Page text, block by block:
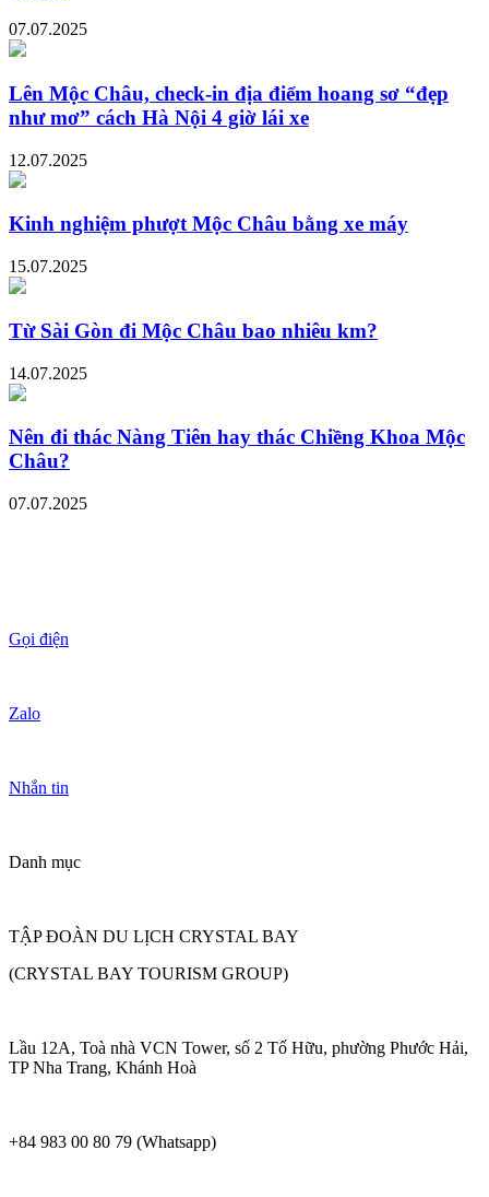
07.07.2025
Lên Mộc Châu, check-in địa điểm hoang sơ “đẹp
như mơ” cách Hà Nội 4 giờ lái xe
12.07.2025
Kinh nghiệm phượt Mộc Châu bằng xe máy
15.07.2025
Từ Sài Gòn đi Mộc Châu bao nhiêu km?
14.07.2025
Nên đi thác Nàng Tiên hay thác Chiềng Khoa Mộc
Châu?
07.07.2025
Gọi điện
Zalo
Nhắn tin
Danh mục
TẬP ĐOÀN DU LỊCH CRYSTAL BAY
(CRYSTAL BAY TOURISM GROUP)
Lầu 12A, Toà nhà VCN Tower, số 2 Tố Hữu, phường Phước Hải,
TP Nha Trang, Khánh Hoà
+84 983 00 80 79 (Whatsapp)